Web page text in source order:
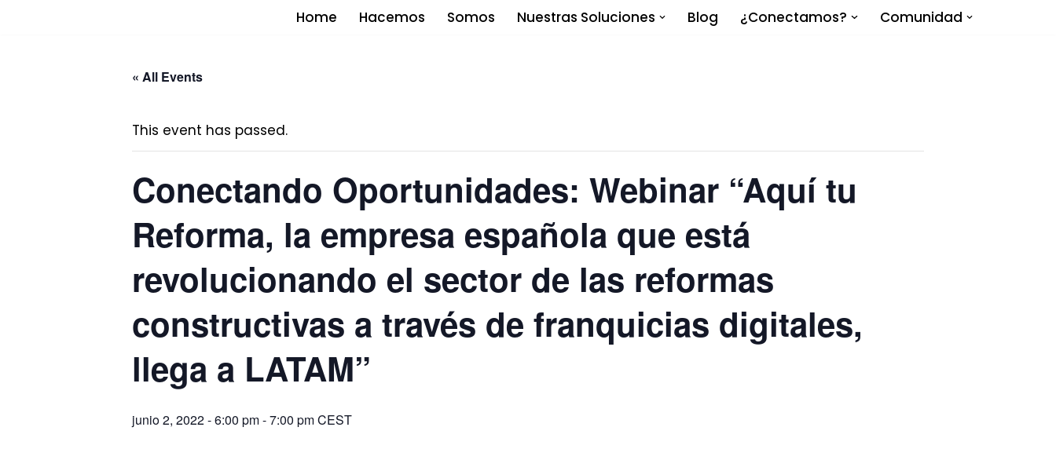
Home Hacemos Somos Nuestras Soluciones Blog ¿Conectamos? Comunidad
« All Events
This event has passed.
Conectando Oportunidades: Webinar “Aquí tu
Reforma, la empresa española que está
revolucionando el sector de las reformas
constructivas a través de franquicias digitales,
llega a LATAM”
junio 2, 2022 - 6:00 pm-7:00 pmCEST